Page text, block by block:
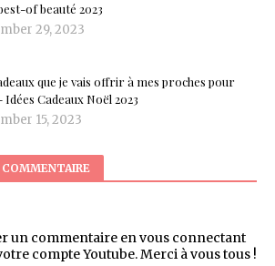
of beauté 2023
29, 2023
que je vais offrir à mes proches pour
Idées Cadeaux Noël 2023
15, 2023
COMMENTAIRE
un commentaire en vous connectant
compte Youtube. Merci à vous tous !